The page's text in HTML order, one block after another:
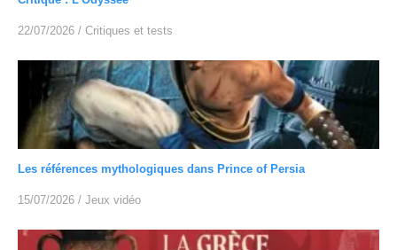
22/07/2026 / Critiques et tests
Les références mythologiques dans Prince of Persia
15/07/2026 / Jeux vidéo